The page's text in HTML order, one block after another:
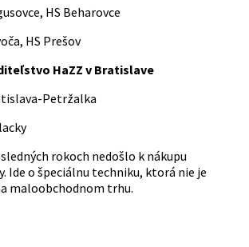
HS Beharovce
HS Prešov
HaZZ v Bratislave
Petržalka
rokoch nedošlo k nákupu
Ide o špeciálnu techniku, ktorá nie je
maloobchodnom trhu.